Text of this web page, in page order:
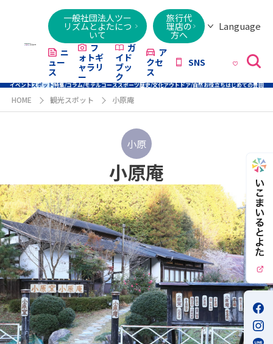
一般社団法人ツー
リズムとよたにつ
いて
旅行代
理店の
方へ
Language
Việt
ニ
ュー
ス
フ
ォトギ
ャラリ
ー
ガ
イド
ブッ
ク
ア
クセ
ス
SNS
イベントスポット特集/コラム/モデルコーススポーツ歴史/文化アウトドア/自然お役立ちはじめての豊田
HOME 観光スポット 小原庵
小原
小原庵